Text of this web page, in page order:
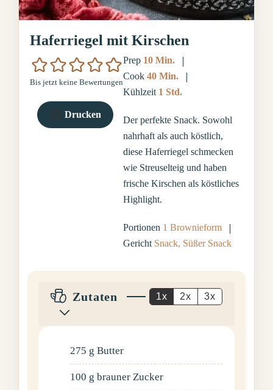
Haferriegel mit Kirschen
Bis jetzt keine Bewertungen
Drucken
Prep 10Minuten
Min.
Cook40Minuten
Min.
Kühlzeit 1 Stunde
Std.
Der perfekte Snack. Sowohl
nahrhaft als auch köstlich,
diese Haferriegel schmecken
wie Streuselteig und haben
frische Kirschen als köstliches
Highlight.
Portionen 1 Brownieform
Gericht Snack, Süßer Snack
Zutaten 1x 2x 3x
275 g Butter
100 g brauner Zucker